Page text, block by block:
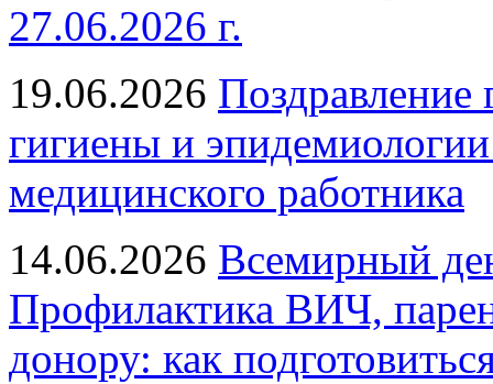
27.06.2026 г.
19.06.2026 Поздравление
гигиены и
медицинского работника
14.06.2026 Всемирный
Профилактика ВИЧ,
донору: как